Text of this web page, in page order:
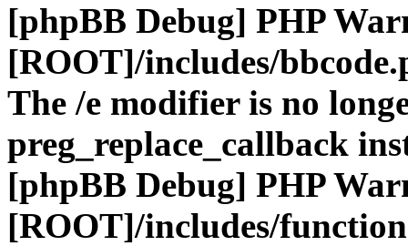
[phpBB Debug] PHP
[ROOT]/includes/
The /e modifier is no
preg_replace_callback
[phpBB Debug] PHP
[ROOT]/includes/